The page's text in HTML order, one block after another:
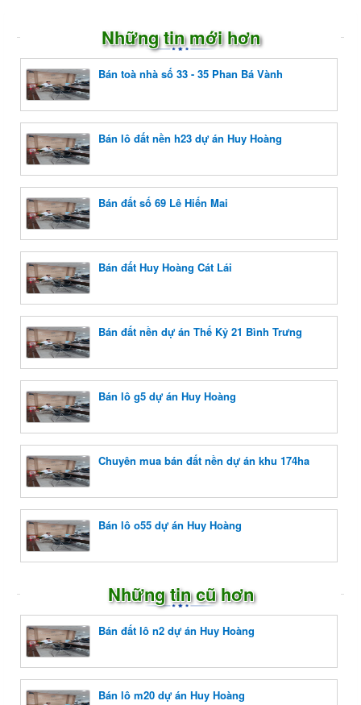
Những tin mới hơn
Bán toà nhà số 33 - 35 Phan Bá Vành
Bán lô đất nền h23 dự án Huy Hoàng
Bán đất số 69 Lê Hiến Mai
Bán đất Huy Hoàng Cát Lái
Bán đất nền dự án Thế Kỷ 21 Bình Trưng
Bán lô g5 dự án Huy Hoàng
Chuyên mua bán đất nền dự án khu 174ha
Bán lô o55 dự án Huy Hoàng
Những tin cũ hơn
Bán đất lô n2 dự án Huy Hoàng
Bán lô m20 dự án Huy Hoàng